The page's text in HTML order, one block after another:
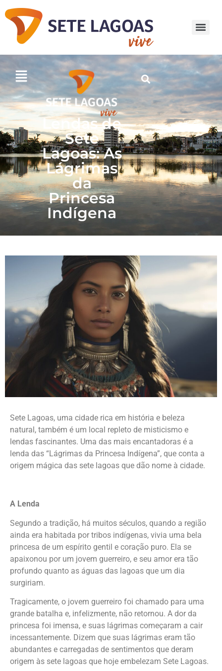
Lendas de
Sete
Lagoas: As
Lágrimas
da
Princesa
Indígena
Sete Lagoas, uma cidade rica em história e beleza
natural, também é um local repleto de misticismo e
lendas fascinantes. Uma das mais encantadoras é a
lenda das “Lágrimas da Princesa Indígena”, que conta a
origem mágica das sete lagoas que dão nome à cidade.
A Lenda
Segundo a tradição, há muitos séculos, quando a região
ainda era habitada por tribos indígenas, vivia uma bela
princesa de um espírito gentil e coração puro. Ela se
apaixonou por um jovem guerreiro, e seu amor era tão
profundo quanto as águas das lagoas que um dia
surgiriam.
Tragicamente, o jovem guerreiro foi chamado para uma
grande batalha e, infelizmente, não retornou. A dor da
princesa foi imensa, e suas lágrimas começaram a cair
incessantemente. Dizem que suas lágrimas eram tão
abundantes e carregadas de sentimentos que deram
origem às sete lagoas que hoje embelezam Sete Lagoas.